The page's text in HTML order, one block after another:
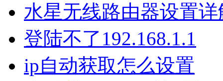
水星无线路由器设置详
登陆不了192.168.1.1
ip自动获取怎么设置